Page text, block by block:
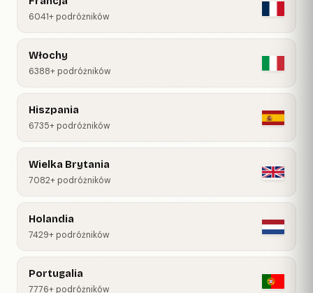
6041+ podróżników
Włochy
6388+ podróżników
Hiszpania
6735+ podróżników
Wielka Brytania
7082+ podróżników
Holandia
7429+ podróżników
Portugalia
7776+ podróżników